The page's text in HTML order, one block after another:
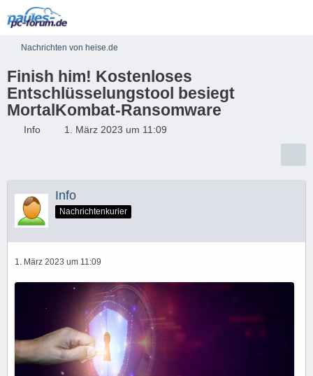
Nachrichten von heise.de
Finish him! Kostenloses
Entschlüsselungstool besiegt
MortalKombat-Ransomware
Info 1. März 2023 um 11:09
Info
Nachrichtenkurier
1. März 2023 um 11:09